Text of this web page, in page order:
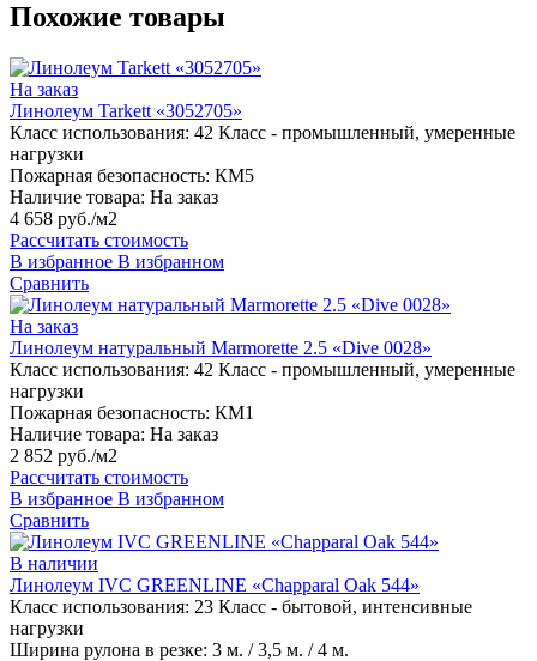
Похожие товары
На заказ
Линолеум Tarkett «3052705»
Класс использования: 42 Класс - промышленный, умеренные
нагрузки
Пожарная безопасность: КМ5
Наличие товара: На заказ
4 658 руб./м2
Рассчитать стоимость
В избранное В избранном
Сравнить
На заказ
Линолеум натуральный Marmorette 2.5 «Dive 0028»
Класс использования: 42 Класс - промышленный, умеренные
нагрузки
Пожарная безопасность: КМ1
Наличие товара: На заказ
2 852 руб./м2
Рассчитать стоимость
В избранное В избранном
Сравнить
В наличии
Линолеум IVC GREENLINE «Chapparal Oak 544»
Класс использования: 23 Класс - бытовой, интенсивные
нагрузки
Ширина рулона в резке: 3 м. / 3,5 м. / 4 м.